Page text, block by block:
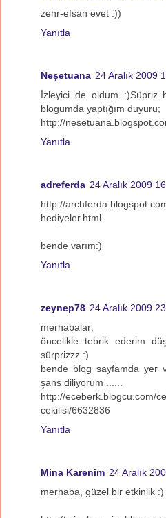
zehr-efsan evet :))
Yanıtla
Neşetuana 24 Aralık 2009
İzleyici de oldum :)Süpriz
blogumda yaptığım duyuru;
http://
Yanıtla
adreferda 24 Aralık 2009
http://
hediyeler.html
bende varım:)
Yanıtla
zeynep78 24 Aralık 2009
merhabalar;
öncelikle tebrik ederim
sürprizzz :)
bende blog sayfamda yer
şans diliyorum ......
http://eceberk.blogcu.com/
cekilisi/6632836
Yanıtla
Mina Karenim 24 Aralık
merhaba, güzel bir etkinlik :)